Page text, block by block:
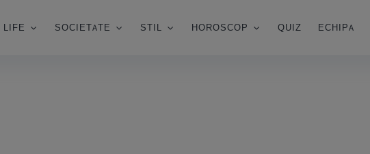
LIFE SOCIETATE STIL HOROSCOP QUIZ ECHIPA